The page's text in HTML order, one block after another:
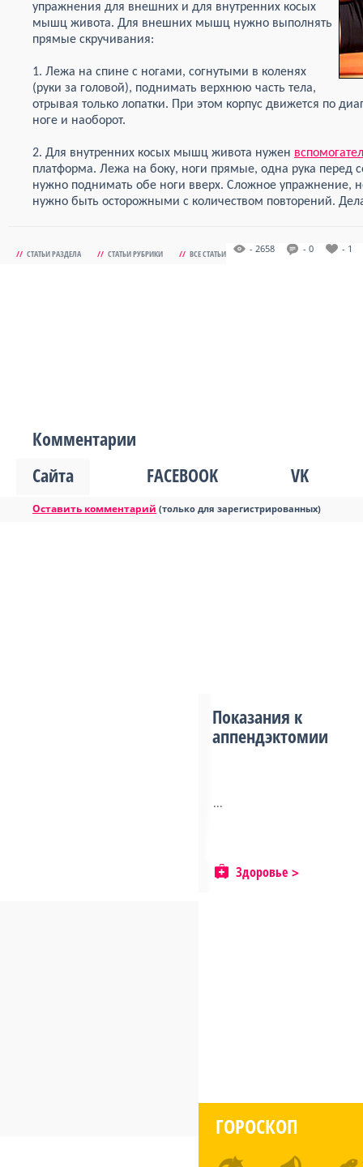
упражнения для внешних и для внутренних косых
мышц живота. Для внешних мышц нужно выполнять
прямые скручивания:
1. Лежа на спине с ногами, согнутыми в коленях
(руки за головой), поднимать верхнюю часть тела,
отрывая только лопатки. При этом корпус движется по
ноге и наоборот.
2. Для внутренних косых мышц живота нужен
платформа. Лежа на боку, ноги прямые, одна рука перед
нужно поднимать обе ноги вверх. Сложное упражнение,
нужно быть осторожными с количеством повторений.
// СТАТЬИ РАЗДЕЛА // СТАТЬИ РУБРИКИ // ВСЕ СТАТЬИ - 2658 - 0 - 1
Комментарии
Сайта
FACEBOOK VK
Оставить комментарий (только для зарегистрированных)
Показания к
аппендэктомии
...
Здоровье
ГОРОСКОП